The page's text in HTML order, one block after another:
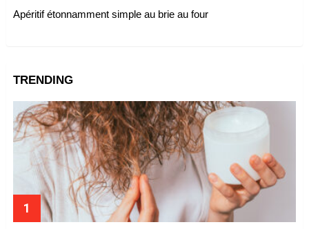
Apéritif étonnamment simple au brie au four
TRENDING